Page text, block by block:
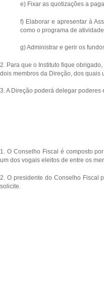
e) Fixar as quotizações a
f) Elaborar e apresentar à
como o programa de
g) Administrar e gerir os
2. Para que o Instituto fique
dois membros da Direção, dos quais
3. A Direção poderá delegar poderes
1. O Conselho Fiscal é composto
um dos vogais eleitos de entre os
2. O presidente do Conselho Fiscal
solicite.